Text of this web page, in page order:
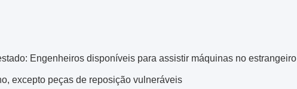
Engenheiros disponíveis para assistir máquinas no estrangeiro
excepto peças de reposição vulneráveis